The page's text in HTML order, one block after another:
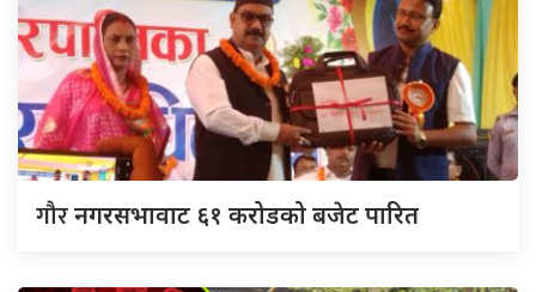
गौरनगरसभावाट ६१ करोडको बजेट पारित